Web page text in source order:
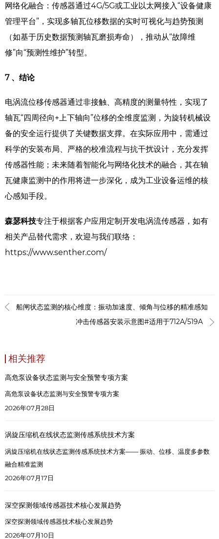
网络化融合：传感器通过4G/5G或工业以太网接入“设备健康
管理平台”，实现多轴瓦位移数据的实时可视化与趋势预测
（如基于历史数据预测轴瓦磨损寿命），推动从“故障维
修”向“预测性维护”转型。
7 、结论
电涡流位移传感器通过非接触、高精度的测量特性，实现了
轴瓦“四周径向+上下轴向”位移的全维度监测，为旋转机械设
备的安全运行提供了关键数据支撑。在实际应用中，需通过
科学的安装布局、严格的校准流程与抗干扰设计，充分发挥
传感器性能；未来随着智能化与网络化技术的融合，其在轴
瓦健康监测中的作用将进一步深化，成为工业设备运维的核
心感知手段。
森瑟科技专注于根据客户应用定制开发电涡流传感器，如有
相关产品替代需求，欢迎与我们联络：
https://www.senther.com/
船闸状态监测的核心维度：振动加速度、倾角与位移的精准感知
冲击传感器安装示意图#适用于712A/519A
相关推荐
高危泵设备状态监测与安全预警专项方案
高危泵设备状态监测与安全预警专项方案
2026年07月28日
涡旋压缩机在线状态监测传感系统技术方案
涡旋压缩机在线状态监测传感系统技术方案—— 振动、位移、温度多参数
融合精准监测
2026年07月17日
深空探测领域传感器技术核心发展趋势
深空探测领域传感器技术核心发展趋势
2026年07月10日